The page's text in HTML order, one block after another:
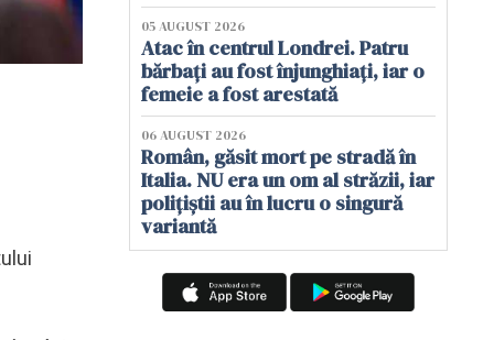
05 AUGUST 2026
Atac în centrul Londrei. Patru
bărbați au fost înjunghiați, iar o
femeie a fost arestată
06 AUGUST 2026
Român, găsit mort pe stradă în
Italia. NU era un om al străzii, iar
polițiștii au în lucru o singură
variantă